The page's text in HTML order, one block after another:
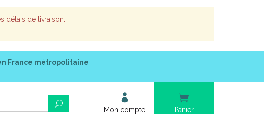
délais de livraison.
France métropolitaine
Mon compte Panier